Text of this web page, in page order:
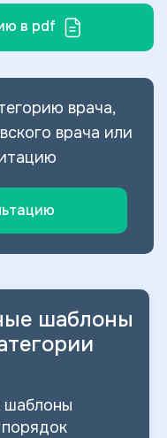
в pdf
врача,
врача или
шаблоны
шаблоны